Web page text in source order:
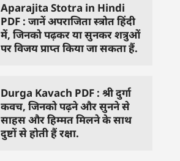
Aparajita Stotra in Hindi
PDF : जानें अपराजिता स्त्रोत हिंदी
में, जिनको पढ़कर या सुनकर शत्रुओं
पर विजय प्राप्त किया जा सकता हैं.
Durga Kavach PDF : श्री दुर्गा
कवच, जिनको पढ़ने और सुनने से
साहस और हिम्मत मिलने के साथ
दुष्टों से होती हैं रक्षा.